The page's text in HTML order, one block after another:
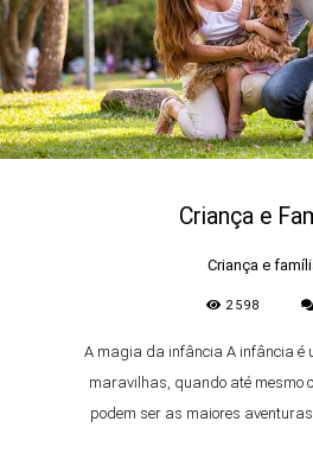
Criança e
Criança e
2598
A magia da infância A infância é
maravilhas, quando até mesmo
podem ser as maiores